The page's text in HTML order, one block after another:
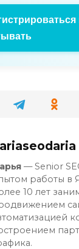
— Senior
работы в
10 лет